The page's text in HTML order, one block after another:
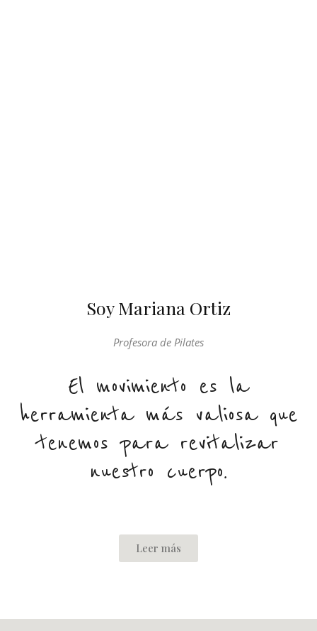
Soy Mariana Ortiz
Profesora de Pilates
El movimiento es la
herramienta más valiosa que
tenemos para revitalizar
nuestro cuerpo.
Leer más